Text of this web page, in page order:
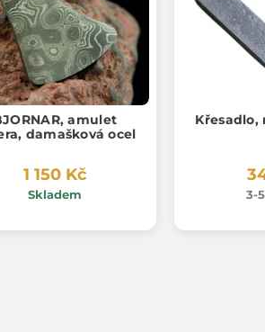
amulet
damašková ocel
1 150 Kč
Skladem
Křesadlo,
3-